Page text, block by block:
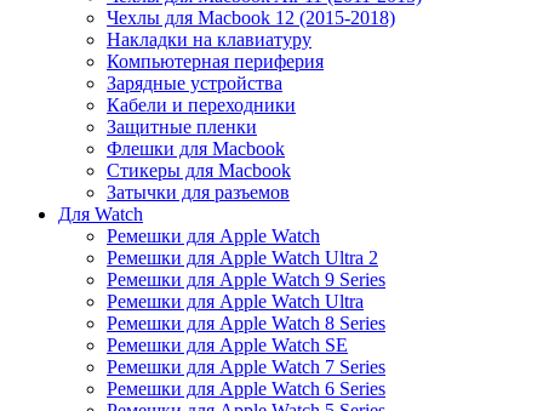
Чехлы для Macbook 12 (2015-2018)
Накладки на клавиатуру
Компьютерная периферия
Зарядные устройства
Кабели и переходники
Защитные пленки
Флешки для Macbook
Стикеры для Macbook
Затычки для разъемов
Для Watch
Ремешки для Apple Watch
Ремешки для Apple Watch Ultra 2
Ремешки для Apple Watch 9 Series
Ремешки для Apple Watch Ultra
Ремешки для Apple Watch 8 Series
Ремешки для Apple Watch SE
Ремешки для Apple Watch 7 Series
Ремешки для Apple Watch 6 Series